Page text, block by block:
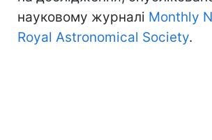
науковому журналі Monthly
Royal Astronomical Society.